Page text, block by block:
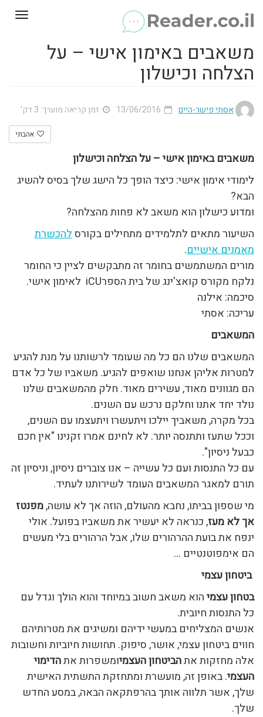
משאבים באימון אישי – על
הצלחה וכישלון
אסתי פישר-היים זמן קריאה מוערך: 3 דק'
אהבתי
משאבים באימון אישי – על הצלחה וכישלון
לימודי אימון אישי: כיצד הופך כל הישג שלך בסיס להשיג
הבא?
ומדוע כישלון הוא משאב לא פחות מהצלחה?
השיעור מתאים לתלמידים מתחילים בקורסלהכשרת
מאמנים אישיים.
מורים המשתמשים בחומר זה מתבקשים לציין כי החומר
נלקח מקורס קואצ'ינג של בית הספרiCU לאימון אישי.
סיכמה: אילנה
עריכה: אסתי
המשאבים
המשאבים שלנו הם כל מה שעומד לרשותנו על מנת להגיע
למטרות אליהן אנחנו שואפים להגיע. משאביו של כל אדם
הם מגוונים מאוד, עשירים מאוד. חלק מהמשאבים שלנו
נולד יחד אתנו וחלקם נרכש עם השנים.
בכל מקרה, משאביך יילכו ויתעשרו ויתעצמו עם השנים,
וככל שתעז ותתנסה יותר. לא לחינם אמרו זקנינו "אין חכם
כבעל ניסיון".
עם כל התנסות ועם כל עשייה – אנו צוברים ניסיון, וניסיון זה
תורם למאגר המשאבים העומד לשירותנו לעתיד.
מי שספון בביתו, נחבא מהעולם, הוזה אך לא עושה,מפנטז
אך לא מעז, כנראה לא יעשיר את משאביו בפועל. אולי
ינפח את בועת ההרהורים שלו, אבל הרהורים בלי מעשים
הם אימפוטנטיים …
ביטחון עצמי
בטחון עצמיהוא משאב חשוב במיוחד והוא הולך וגדל עם
כל התנסות חיובית.
אנשים המצליחים במעשי ידיהם ומשיגים את מטרותיהם
חווים ביטחון עצמי, אושר, סיפוק. תחושות חיוביות וחשובות
אלה מחזקות אתהביטחון העצמיומשפרות אתהדימוי
העצמי. באופן זה, מועשרת ומתחזקת התשתית האישית
שלך, אשר תלווה אותך בהרפתקאה הבאה, במסע החדש
שלך.